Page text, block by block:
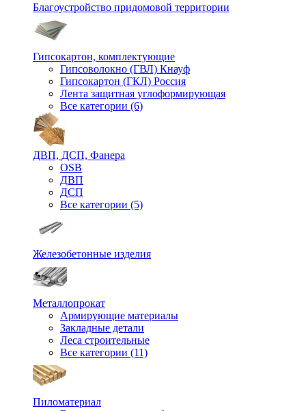
Благоустройство придомовой территории
Гипсокартон, комплектующие
Гипсоволокно (ГВЛ) Кнауф
Гипсокартон (ГКЛ) Россия
Лента защитная углоформирующая
Все категории (6)
ДВП, ДСП, Фанера
OSB
ДВП
ДСП
Все категории (5)
Железобетонные изделия
Металлопрокат
Армирующие материалы
Закладные детали
Леса строительные
Все категории (11)
Пиломатериал